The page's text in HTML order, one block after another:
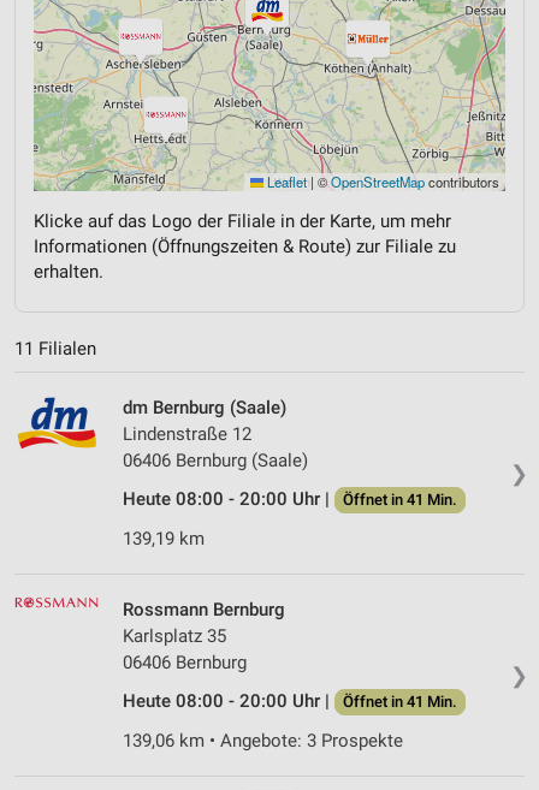
Leaflet | ©OpenStreetMapcontributors
Klicke auf das Logo der Filiale in der Karte, um mehr
Informationen (Öffnungszeiten & Route) zur Filiale zu
erhalten.
11 Filialen
❯
dm Bernburg (Saale)
Lindenstraße 12
06406 Bernburg (Saale)
Heute 08:00 - 20:00 Uhr |
Öffnet in 41 Min.
139,19 km
❯
Rossmann Bernburg
Karlsplatz 35
06406 Bernburg
Heute 08:00 - 20:00 Uhr |
Öffnet in 41 Min.
139,06 km • Angebote: 3 Prospekte